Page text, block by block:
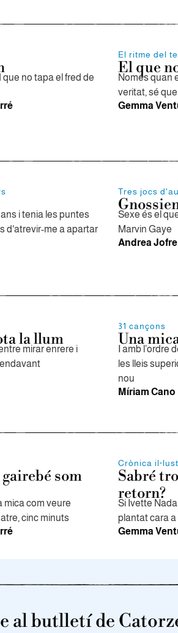
no tapa el fred de
El ritme del
El que
Només quan
veritat, sé
Gemma
i tenia les puntes
d'atrevir-me a apartar
Tres jocs
Sexe és el
Marvin Gaye
Andrea Jofre
la llum
mirar enrere i
31 cançons
Una
I amb l’ordre
les lleis
nou
Míriam Cano
som
mica com veure
cinc minuts
Crònica
Sabré
retorn?
Si Ivette
plantat cara
Gemma
al butlletí de